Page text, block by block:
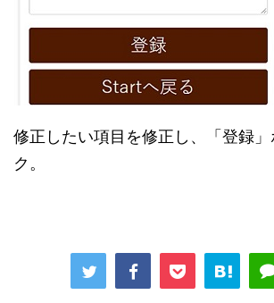
修正したい項目を修正し、「登録
ク。